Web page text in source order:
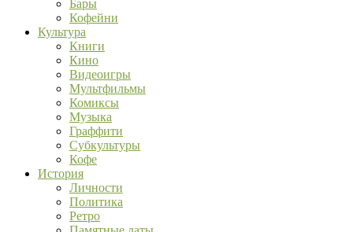
Бары
Кофейни
Культура
Книги
Кино
Видеоигры
Мультфильмы
Комиксы
Музыка
Граффити
Субкультуры
Кофе
История
Личности
Политика
Ретро